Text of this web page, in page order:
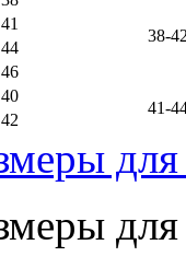
38-
41
44
46
40
41-
42